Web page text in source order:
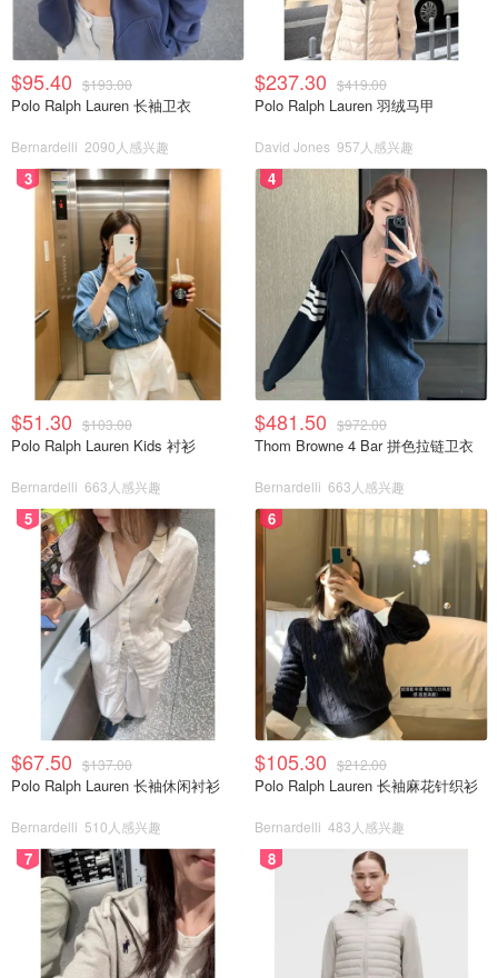
$95.40 $193.00
Polo Ralph Lauren 长袖卫衣
Bernardelli 2090人感兴趣
$237.30 $419.00
Polo Ralph Lauren 羽绒马甲
David Jones 957人感兴趣
3
$51.30 $103.00
Polo Ralph Lauren Kids 衬衫
Bernardelli 663人感兴趣
4
$481.50 $972.00
Thom Browne 4 Bar 拼色拉链卫衣
Bernardelli 663人感兴趣
5
$67.50 $137.00
Polo Ralph Lauren 长袖休闲衬衫
Bernardelli 510人感兴趣
6
$105.30 $212.00
Polo Ralph Lauren 长袖麻花针织衫
Bernardelli 483人感兴趣
7 8